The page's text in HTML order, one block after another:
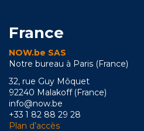
France
NOW.be SAS
Notre bureau à Paris (France)
32, rue Guy Môquet
92240 Malakoff (France)
info@now.be
+33 1 82 88 29 28
Plan d’accès